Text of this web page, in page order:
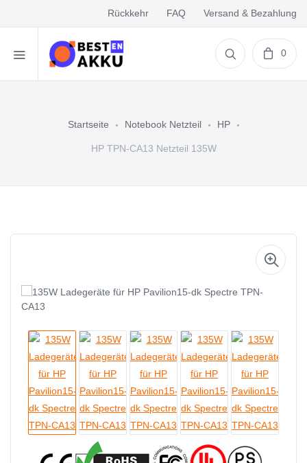
Rückkehr FAQ Versand & Bezahlung
0
Startseite Notebook Netzteil HP
HP TPN-CA13 Netzteil 135W